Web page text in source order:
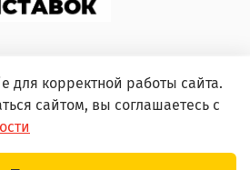
Любое использование
разрешения запрещено.
для корректной работы сайта.
сайтом, вы соглашаетесь с